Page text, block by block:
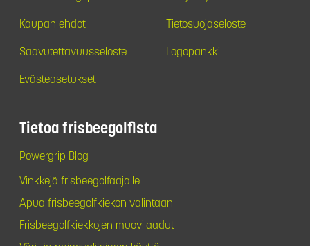
Kaupan ehdot Tietosuojaseloste
Saavutettavuusseloste Logopankki
Evästeasetukset
Tietoa frisbeegolfista
Powergrip Blog
Vinkkejä frisbeegolfaajalle
Apua frisbeegolfkiekon valintaan
Frisbeegolfkiekkojen muovilaadut